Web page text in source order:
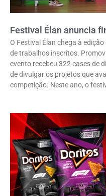
Festival Élan anuncia
O Festival Élan chega à
de trabalhos inscritos.
evento recebeu 322 cases de
de divulgar os projetos que
competição. Neste ano, o